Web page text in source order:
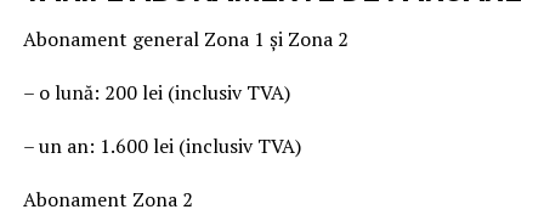
Abonament general Zona 1 și Zona 2
– o lună: 200 lei (inclusiv TVA)
– un an: 1.600 lei (inclusiv TVA)
Abonament Zona 2